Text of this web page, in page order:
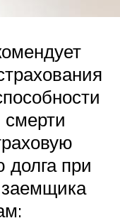
при
заемщика